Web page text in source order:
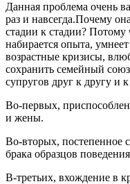
Данная проблема очень
раз и навсегда.Почему
стадии к стадии? Потому
набирается опыта,
возрастные кризисы,
сохранить семейный
супругов друг к другу и
Во-первых,
и жены.
Во-вторых, постепенное
брака образцов
В-третьих, вхождение в